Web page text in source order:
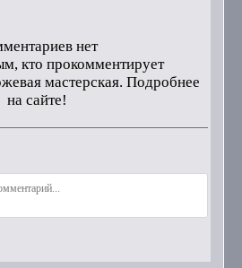
нет
кто прокомментирует
мастерская. Подробнее
на сайте!